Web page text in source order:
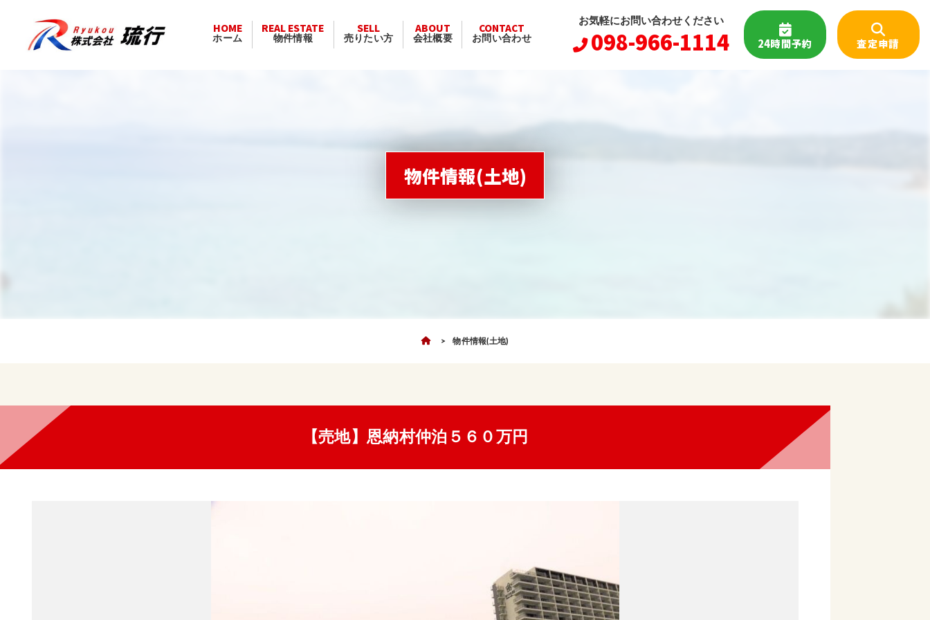
HOME
ホーム
REAL ESTATE
物件情報
SELL
売りたい方
ABOUT
会社概要
CONTACT
お問い合わせ
お気軽にお問い合わせください
098-966-1114 24時間予約 査定申請
物件情報(土地)
物件情報(土地)
【売地】恩納村仲泊５６０万円